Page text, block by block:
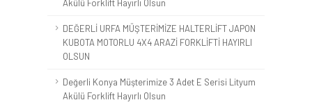
Akülü Forklift Hayırlı Olsun
DEĞERLİ URFA MÜŞTERİMİZE HALTERLİFT JAPON
KUBOTA MOTORLU 4X4 ARAZİ FORKLİFTİ HAYIRLI
OLSUN
Değerli Konya Müşterimize 3 Adet E Serisi Lityum
Akülü Forklift Hayırlı Olsun